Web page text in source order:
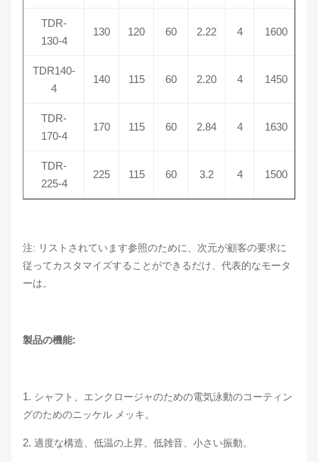
TDR-
130-4
130 120 60 2.22 4 1600
TDR140-
4
140 115 60 2.20 4 1450
TDR-
170-4
170 115 60 2.84 4 1630
TDR-
225-4
225 115 60 3.2 4 1500
注: リストされています参照のために、次元が顧客の要求に
従ってカスタマイズすることができるだけ、代表的なモータ
ーは。
製品の機能:
1. シャフト、エンクロージャのための電気泳動のコーティン
グのためのニッケル メッキ。
2. 適度な構造、低温の上昇、低雑音、小さい振動。